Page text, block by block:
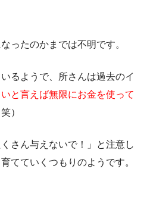
ったのかまでは不明です。
るようで、所さんは過去のイ
いと言えば無限にお金を使って
）
さん与えないで！」と注意し
てていくつもりのようです。